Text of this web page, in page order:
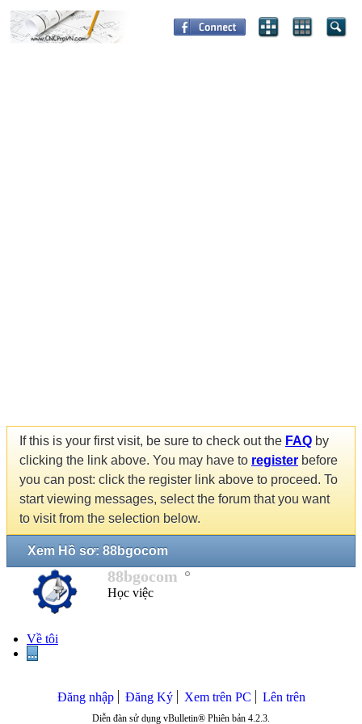
If this is your first visit, be sure to check out the FAQ by
clicking the link above. You may have to register before
you can post: click the register link above to proceed. To
start viewing messages, select the forum that you want
to visit from the selection below.
Xem Hồ sơ: 88bgocom
88bgocom
Học việc
Về tôi
...
Đăng nhập Đăng Ký Xem trên PC Lên trên
Diễn đàn sử dụng vBulletin® Phiên bản 4.2.3.